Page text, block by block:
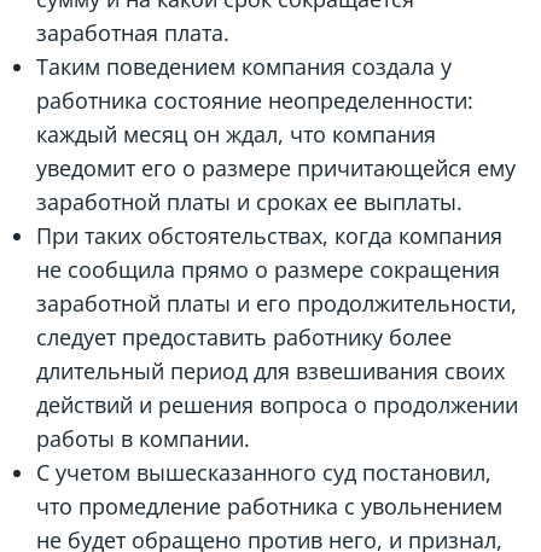
заработная плата.
Таким поведением компания создала у
работника состояние неопределенности:
каждый месяц он ждал, что компания
уведомит его о размере причитающейся ему
заработной платы и сроках ее выплаты.
При таких обстоятельствах, когда компания
не сообщила прямо о размере сокращения
заработной платы и его продолжительности,
следует предоставить работнику более
длительный период для взвешивания своих
действий и решения вопроса о продолжении
работы в компании.
С учетом вышесказанного суд постановил,
что промедление работника с увольнением
не будет обращено против него, и признал,